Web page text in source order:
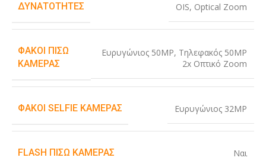
ΔΥΝΑΤΌΤΗΤΕΣ OIS, Optical Zoom
ΦΑΚΟΊ ΠΊΣΩ
ΚΆΜΕΡΑΣ
Ευρυγώνιος 50MP, Τηλεφακός 50MP
2x Οπτικό Zoom
ΦΑΚΟΊ SELFIE ΚΆΜΕΡΑΣ Ευρυγώνιος 32MP
FLASH ΠΊΣΩ ΚΆΜΕΡΑΣ Ναι